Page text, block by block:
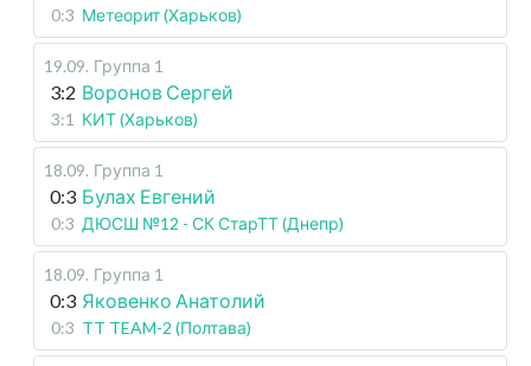
0:3 Метеорит (Харьков)
19.09. Группа 1
3:2 Воронов Сергей
3:1 КИТ (Харьков)
18.09. Группа 1
0:3 Булах Евгений
0:3 ДЮСШ №12 - СК СтарТТ (Днепр)
18.09. Группа 1
0:3 Яковенко Анатолий
0:3 TT TEAM-2 (Полтава)